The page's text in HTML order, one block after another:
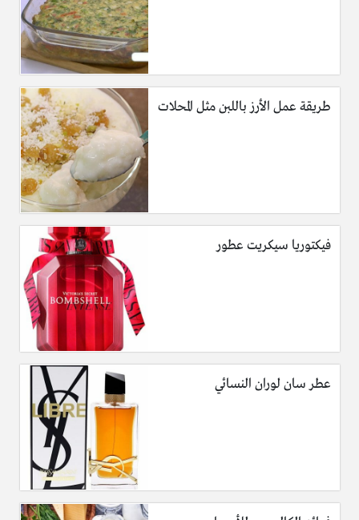
طريقة عمل الأرز باللبن مثل المحلات
فيكتوريا سيكريت عطور
عطر سان لوران النسائي